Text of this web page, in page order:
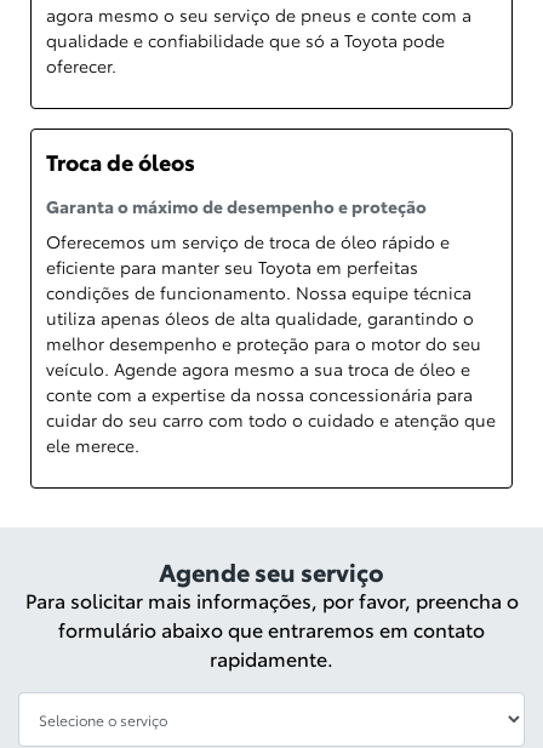
agora mesmo o seu serviço de pneus e conte com a
qualidade e confiabilidade que só a Toyota pode
oferecer.
Troca de óleos
Garanta o máximo de desempenho e proteção
Oferecemos um serviço de troca de óleo rápido e
eficiente para manter seu Toyota em perfeitas
condições de funcionamento. Nossa equipe técnica
utiliza apenas óleos de alta qualidade, garantindo o
melhor desempenho e proteção para o motor do seu
veículo. Agende agora mesmo a sua troca de óleo e
conte com a expertise da nossa concessionária para
cuidar do seu carro com todo o cuidado e atenção que
ele merece.
Agende seu serviço
Para solicitar mais informações, por favor, preencha o
formulário abaixo que entraremos em contato
rapidamente.